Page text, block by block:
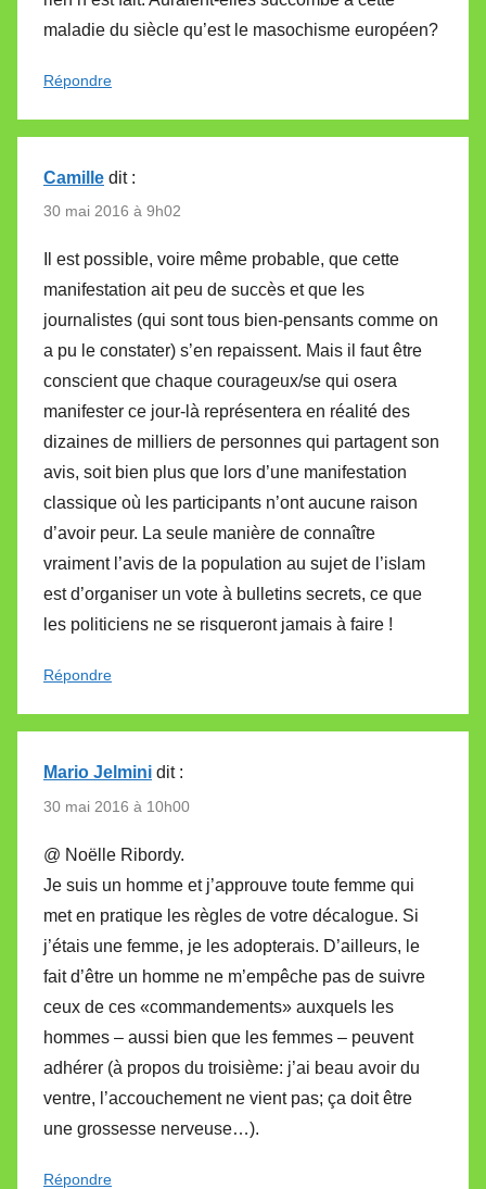
maladie du siècle qu’est le masochisme européen?
Répondre
Camille dit :
30 mai 2016 à 9h02
Il est possible, voire même probable, que cette
manifestation ait peu de succès et que les
journalistes (qui sont tous bien-pensants comme on
a pu le constater) s’en repaissent. Mais il faut être
conscient que chaque courageux/se qui osera
manifester ce jour-là représentera en réalité des
dizaines de milliers de personnes qui partagent son
avis, soit bien plus que lors d’une manifestation
classique où les participants n’ont aucune raison
d’avoir peur. La seule manière de connaître
vraiment l’avis de la population au sujet de l’islam
est d’organiser un vote à bulletins secrets, ce que
les politiciens ne se risqueront jamais à faire !
Répondre
Mario Jelmini dit :
30 mai 2016 à 10h00
@ Noëlle Ribordy.
Je suis un homme et j’approuve toute femme qui
met en pratique les règles de votre décalogue. Si
j’étais une femme, je les adopterais. D’ailleurs, le
fait d’être un homme ne m’empêche pas de suivre
ceux de ces «commandements» auxquels les
hommes – aussi bien que les femmes – peuvent
adhérer (à propos du troisième: j’ai beau avoir du
ventre, l’accouchement ne vient pas; ça doit être
une grossesse nerveuse…).
Répondre